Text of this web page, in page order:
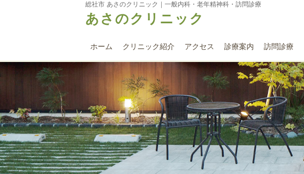
総社市 あさのクリニック｜一般内科・老年精神科・訪問診療
あさのクリニック
ホーム クリニック紹介 アクセス 診療案内 訪問診療